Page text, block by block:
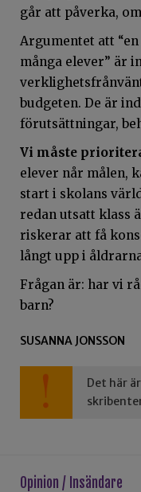
går att påverka,
Argumentet att
många elever” är
budgeten. De är
förutsättningar,
Vi måste
elever når målen,
start i skolans
redan utsatt klass
riskerar att få
långt upp i
Frågan är: har vi
barn?
SUSANNA JONSSON
Det här
Opinion / Insändare